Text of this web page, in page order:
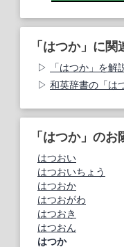
「はつか」に
「はつか」を
和英辞書の「は
「はつか」の
はつおい
はつおいちょう
はつおか
はつおがわ
はつおき
はつおん
はつか